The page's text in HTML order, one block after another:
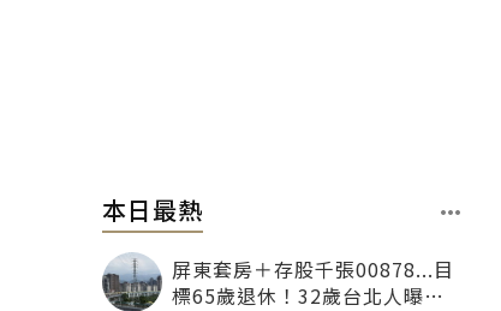
本日最熱
屏東套房＋存股千張00878...目
標65歲退休！32歲台北人曝：